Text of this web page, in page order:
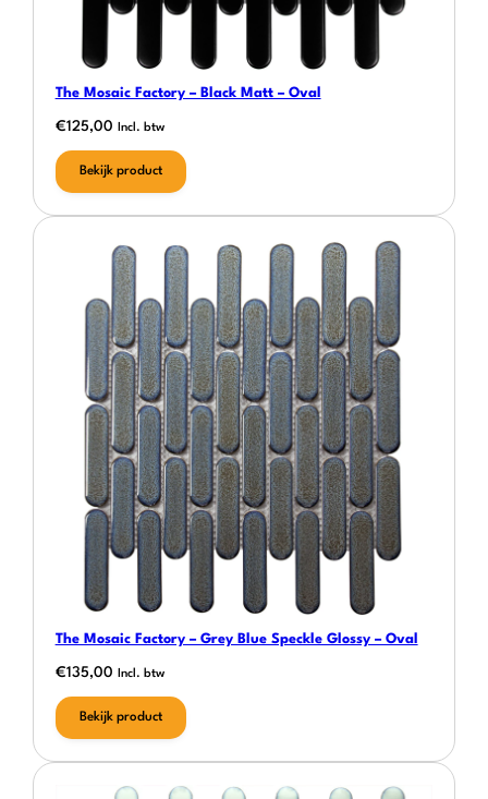
The Mosaic Factory – Black Matt – Oval
€125,00 Incl. btw
Bekijk product
The Mosaic Factory – Grey Blue Speckle Glossy – Oval
€135,00 Incl. btw
Bekijk product